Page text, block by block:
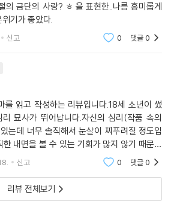
받는 것은 작가로선 좀 달갑지 않은 일”이며
’이라는 실없는 말 속에”, “기적을 보고 싶어
라고 말했다. 그러나 라디게는 “소년에서 청년
하”는 “비상한 작가”이며 『육체의 악마』는
문제작이자 심리 소설의 역작으로 평가받고
부활이자 심리 소설의 역작, 청춘소설의 선
고는 믿어지지 않는 간결하고 힘 있는 문체, 그
면 심리에 대한 섬세하고도 날카로운 통찰은
했다. 삼 개월 동안 10만 부 이상이 팔렸다고 알
의 금단의 사랑? ㅎ 을 표현한..나름 흥미롭게
기가 좋았다.
신고 0 댓글0
를 읽고 작성하는 리뷰입니다.18세 소년이 썼
묘사가 뛰어납니다.자신의 심리(작품 속의
는데 너무 솔직해서 눈살이 찌푸려질 정도입
내면을 볼 수 있는 기회가 많지 않기 때문에
책입니다.
신고 0 댓글0
리뷰 전체보기